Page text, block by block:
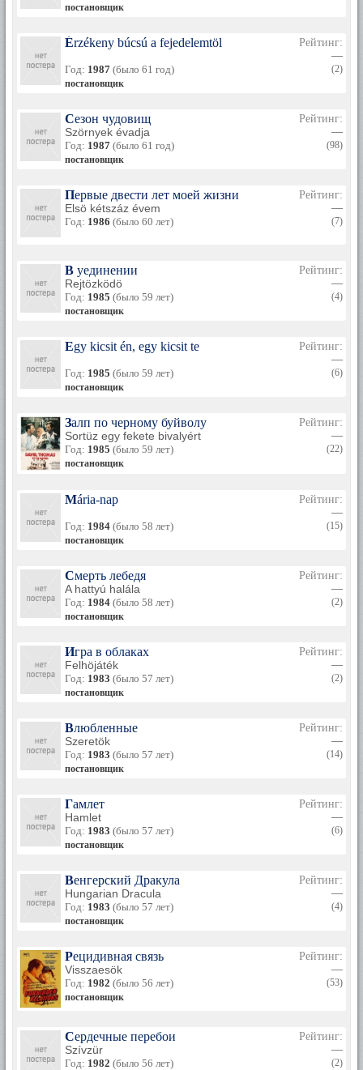
постановщик
Érzékeny búcsú a fejedelemtöl
Год: 1987 (было 61 год)
постановщик
Рейтинг:
—
(2)
Сезон чудовищ
Szörnyek évadja
Год: 1987 (было 61 год)
постановщик
Рейтинг:
—
(98)
Первые двести лет моей жизни
Elsö kétszáz évem
Год: 1986 (было 60 лет)
Рейтинг:
—
(7)
В уединении
Rejtözködö
Год: 1985 (было 59 лет)
постановщик
Рейтинг:
—
(4)
Egy kicsit én, egy kicsit te
Год: 1985 (было 59 лет)
постановщик
Рейтинг:
—
(6)
Залп по черному буйволу
Sortüz egy fekete bivalyért
Год: 1985 (было 59 лет)
постановщик
Рейтинг:
—
(22)
Mária-nap
Год: 1984 (было 58 лет)
постановщик
Рейтинг:
—
(15)
Смерть лебедя
A hattyú halála
Год: 1984 (было 58 лет)
постановщик
Рейтинг:
—
(2)
Игра в облаках
Felhöjáték
Год: 1983 (было 57 лет)
постановщик
Рейтинг:
—
(2)
Влюбленные
Szeretök
Год: 1983 (было 57 лет)
постановщик
Рейтинг:
—
(14)
Гамлет
Hamlet
Год: 1983 (было 57 лет)
постановщик
Рейтинг:
—
(6)
Венгерский Дракула
Hungarian Dracula
Год: 1983 (было 57 лет)
постановщик
Рейтинг:
—
(4)
Рецидивная связь
Visszaesök
Год: 1982 (было 56 лет)
постановщик
Рейтинг:
—
(53)
Сердечные перебои
Szívzür
Год: 1982 (было 56 лет)
Рейтинг:
—
(2)